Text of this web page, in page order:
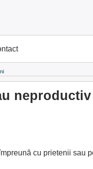
cu prietenii sau